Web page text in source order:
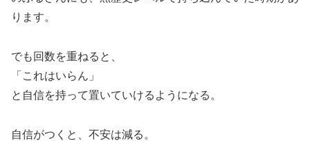
ります。
でも回数を重ねると、
「これはいらん」
と自信を持って置いていけるようになる。
自信がつくと、不安は減る。